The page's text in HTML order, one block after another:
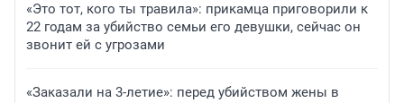
«Это тот, кого ты травила»: прикамца приговорили к
22 годам за убийство семьи его девушки, сейчас он
звонит ей с угрозами
«Заказали на 3-летие»: перед убийством жены в